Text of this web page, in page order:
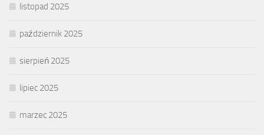
listopad 2025
październik 2025
sierpień 2025
lipiec 2025
marzec 2025